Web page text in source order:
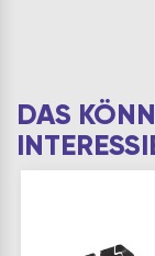
DAS